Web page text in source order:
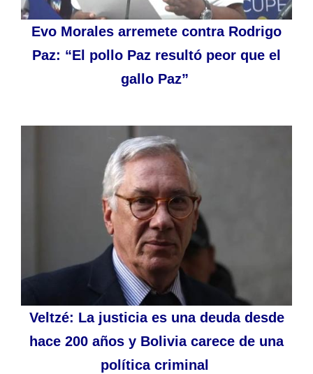
Evo Morales arremete contra Rodrigo
Paz: “El pollo Paz resultó peor que el
gallo Paz”
Veltzé: La justicia es una deuda desde
hace 200 años y Bolivia carece de una
política criminal